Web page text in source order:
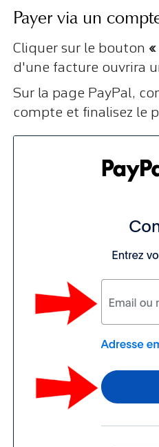
Payer via un
Cliquer sur le bouton
d'une facture ouvrira
Sur la page PayPal,
compte et finalisez le